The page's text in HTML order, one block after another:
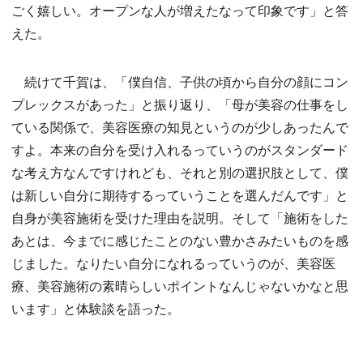
ごく嬉しい。オープンな人が増えたなって印象です」と答
えた。
続けて千賀は、「僕自信、子供の頃から自分の顔にコン
プレックスがあった」と振り返り、「母が美容の仕事をし
ている関係で、美容医療の知見というのが少しあったんで
すよ。本来の自分を受け入れるっていうのがスタンダード
な考え方なんですけれども、それと別の選択肢として、僕
は新しい自分に期待するっていうことを選んだんです」と
自身が美容施術を受けた理由を説明。そして「施術をした
あとは、今までに感じたことのない豊かさみたいものを感
じました。なりたい自分になれるっていうのが、美容医
療、美容施術の素晴らしいポイントなんじゃないかなと思
います」と体験談を語った。